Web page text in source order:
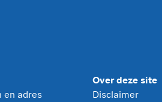
en adres
Over deze site
Disclaimer